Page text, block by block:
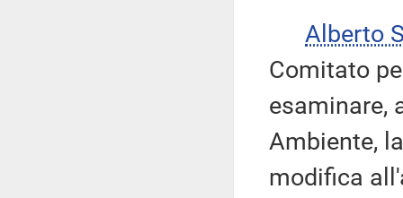
Alberto
Comitato
esaminare,
Ambiente,
modifica